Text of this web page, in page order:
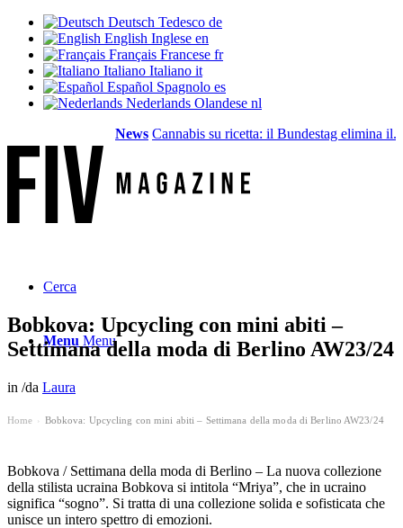
Deutsch Tedesco de
English Inglese en
Français Francese fr
Italiano Italiano it
Español Spagnolo es
Nederlands Olandese nl
News Cannabis su ricetta: il Bundestag elimina il...
Cerca
Menu Menu
Bobkova: Upcycling con mini abiti –
Settimana della moda di Berlino AW23/24
in /da Laura
Home Bobkova: Upcycling con mini abiti – Settimana della moda di Berlino AW23/24
Bobkova / Settimana della moda di Berlino – La nuova collezione
della stilista ucraina Bobkova si intitola “Mriya”, che in ucraino
significa “sogno”. Si tratta di una collezione solida e sofisticata che
unisce un intero spettro di emozioni.